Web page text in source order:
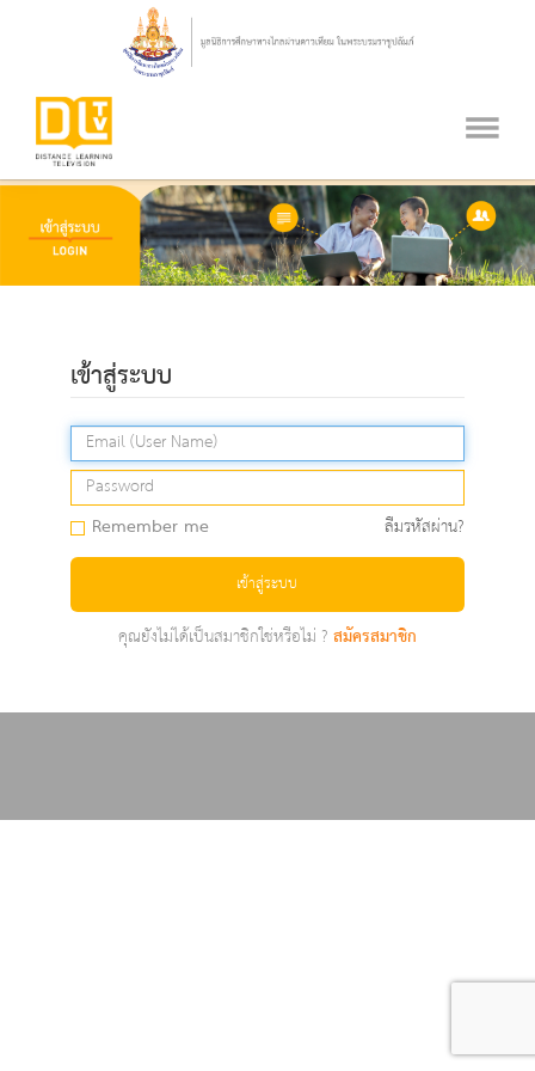
เข้าสู่ระบบ
Remember me ลืมรหัสผ่าน?
เข้าสู่ระบบ
คุณยังไม่ได้เป็นสมาชิกใช่หรือไม่ ?สมัครสมาชิก